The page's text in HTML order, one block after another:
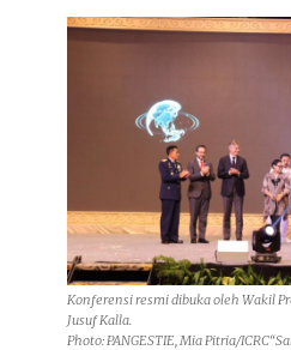
Konferensi resmi dibuka oleh Wakil
Jusuf Kalla.
Photo: PANGESTIE, Mia Pitria/